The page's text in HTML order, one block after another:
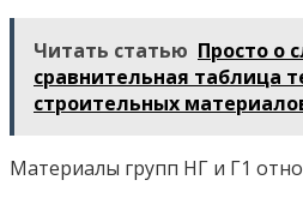
Читать статью Просто о
сравнительная таблица
строительных
Материалы групп НГ и Г1